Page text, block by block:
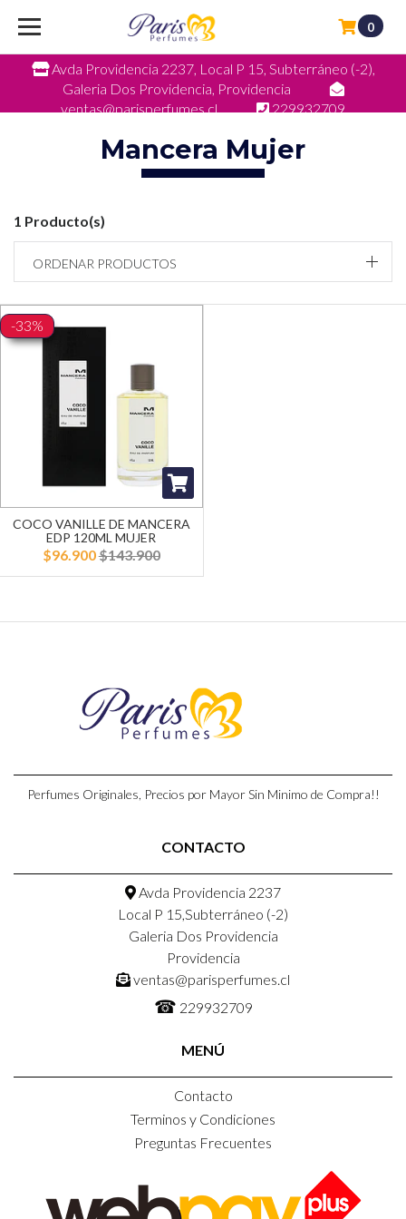
Avda Providencia 2237, Local P 15, Subterráneo (-2),
Galeria Dos Providencia, Providencia
ventas@parisperfumes.cl
229932709
0
Mancera Mujer
1 Producto(s)
ORDENAR PRODUCTOS
-33%
COCO VANILLE DE MANCERA
EDP 120ML MUJER
$96.900$143.900
Perfumes Originales, Precios por Mayor Sin Minimo de Compra!!
CONTACTO
Avda Providencia 2237
Local P 15,Subterráneo (-2)
Galeria Dos Providencia
Providencia
ventas@parisperfumes.cl
☎ 229932709
MENÚ
Contacto
Terminos y Condiciones
Preguntas Frecuentes